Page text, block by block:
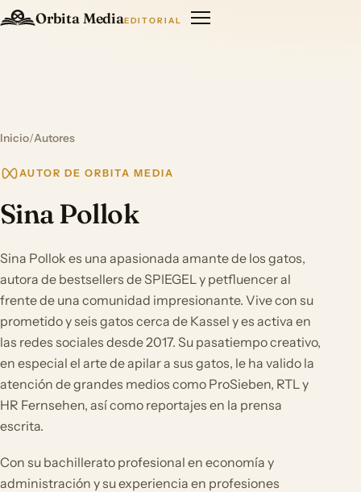
Orbita MediaEDITORIAL
Inicio/Autores
AUTOR DE ORBITA MEDIA
Sina Pollok
Sina Pollok es una apasionada amante de los gatos,
autora de bestsellers de SPIEGEL y petfluencer al
frente de una comunidad impresionante. Vive con su
prometido y seis gatos cerca de Kassel y es activa en
las redes sociales desde 2017. Su pasatiempo creativo,
en especial el arte de apilar a sus gatos, le ha valido la
atención de grandes medios como ProSieben, RTL y
HR Fernsehen, así como reportajes en la prensa
escrita.
Con su bachillerato profesional en economía y
administración y su experiencia en profesiones